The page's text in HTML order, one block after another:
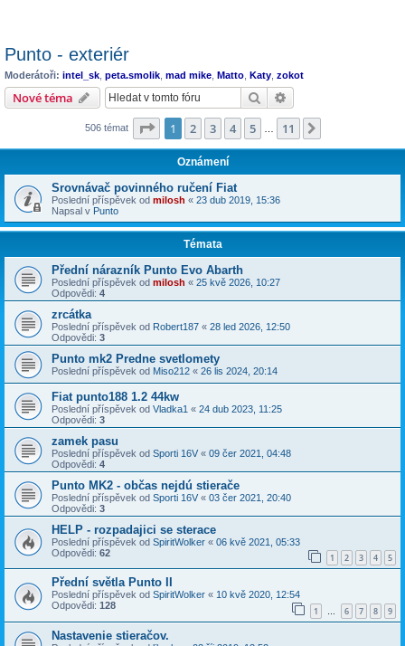
Punto - exteriér
Moderátoři: intel_sk peta.smolik mad mike Matto Katy zokot
Nové téma Hledat
506 témat Stránka z 11
1 2 3 4 5 11
Oznámení
Srovnávač povinného ručení Fiat
Poslední příspěvek od milosh « 23 dub 2019, 15:36
Napsal v Punto
Témata
Přední nárazník Punto Evo Abarth
Poslední příspěvek od milosh « 25 kvě 2026, 10:27
Odpovědi: 4
zrcátka
Poslední příspěvek od Robert187 « 28 led 2026, 12:50
Odpovědi: 3
Punto mk2 Predne svetlomety
Poslední příspěvek od Miso212 « 26 lis 2024, 20:14
Fiat punto188 1.2 44kw
Poslední příspěvek od Vladka1 « 24 dub 2023, 11:25
Odpovědi: 3
zamek pasu
Poslední příspěvek od Sporti 16V « 09 čer 2021, 04:48
Odpovědi: 4
Punto MK2 - občas nejdú stierače
Poslední příspěvek od Sporti 16V « 03 čer 2021, 20:40
Odpovědi: 3
HELP - rozpadajici se sterace
Poslední příspěvek od SpiritWolker « 06 kvě 2021, 05:33
Odpovědi: 62 1 2 3 4 5
Přední světla Punto II
Poslední příspěvek od SpiritWolker « 10 kvě 2020, 12:54
Odpovědi: 128 1 … 6 7 8 9
Nastavenie stieračov.